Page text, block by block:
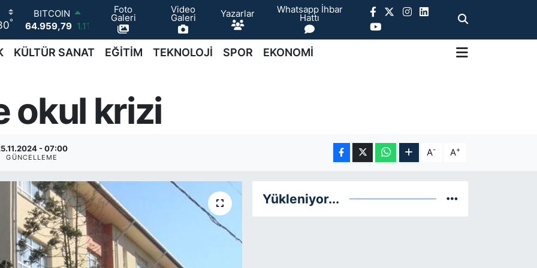
°
BITCOIN
64.959,79 1.11
DOLAR
47,7436 0.18
EURO
64,4811
0.38
GRAM ALTIN
6660.55 0.03
13.779 -14
Foto
Galeri
Video
Galeri Yazarlar Whatsapp İhbar
Hattı
KÜLTÜR SANAT EĞİTİM TEKNOLOJİ SPOR EKONOMİ
okul krizi
- 07:00
GÜNCELLEME A- A+
Yükleniyor...